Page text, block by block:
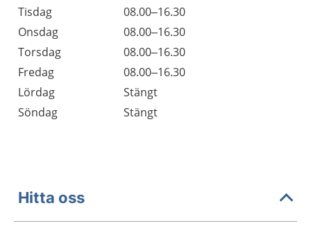
Tisdag
08.00–16.30
Onsdag
08.00–16.30
Torsdag
08.00–16.30
Fredag
08.00–16.30
Lördag
Stängt
Söndag
Stängt
Hitta oss